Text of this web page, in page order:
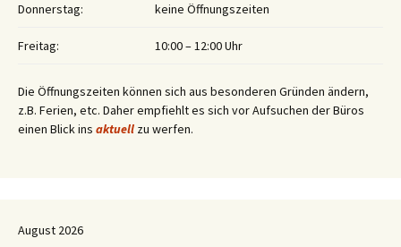
Donnerstag: keine Öffnungszeiten
Freitag: 10:00 – 12:00 Uhr
Die Öffnungszeiten können sich aus besonderen Gründen ändern,
z.B. Ferien, etc. Daher empfiehlt es sich vor Aufsuchen der Büros
einen Blick ins aktuell zu werfen.
August 2026